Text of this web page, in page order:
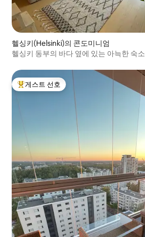
헬싱키(Helsinki)의 콘도미니엄
헬싱키 동부의 바다 옆에 있는 아늑한 숙소
상위 게스트 선호
게스트 선호